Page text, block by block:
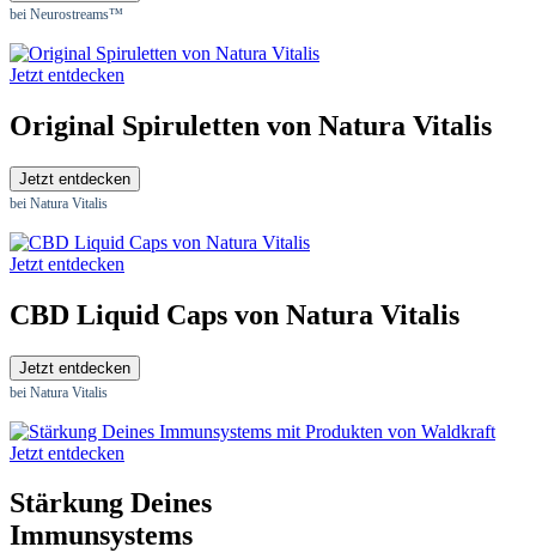
bei Neurostreams™
Jetzt entdecken
Original Spiruletten von Natura Vitalis
Jetzt entdecken
bei Natura Vitalis
Jetzt entdecken
CBD Liquid Caps von Natura Vitalis
Jetzt entdecken
bei Natura Vitalis
Jetzt entdecken
Stärkung Deines
Immunsystems